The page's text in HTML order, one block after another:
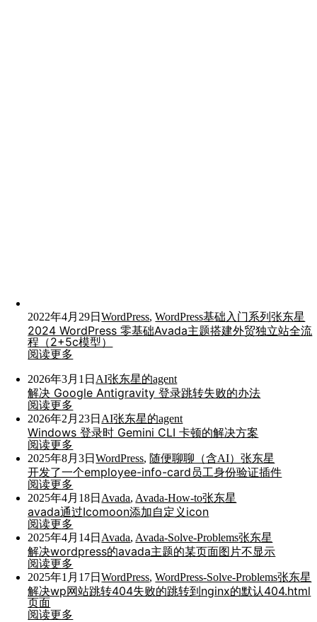
2022年4月29日WordPress,WordPress基础入门系列张东星
2024 WordPress 零基础Avada主题搭建外贸独立站全流
程（2+5c模型）
阅读更多
2026年3月1日 AI张东星的agent
解决 Google Antigravity 登录跳转失败的办法
阅读更多
2026年2月23日 AI张东星的agent
Windows 登录时 Gemini CLI 卡顿的解决方案
阅读更多
2025年8月3日WordPress, 随便聊聊（含AI）张东星
开发了一个employee-info-card员工身份验证插件
阅读更多
2025年4月18日 Avada, Avada-How-to张东星
avada通过Icomoon添加自定义icon
阅读更多
2025年4月14日 Avada, Avada-Solve-Problems张东星
解决wordpress的avada主题的某页面图片不显示
阅读更多
2025年1月17日WordPress,WordPress-Solve-Problems张东星
解决wp网站跳转404失败的跳转到nginx的默认404.html
页面
阅读更多